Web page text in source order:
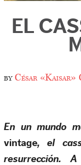
EL
byCésar «Kaisar»
En un mundo
vintage, el
resurrección.